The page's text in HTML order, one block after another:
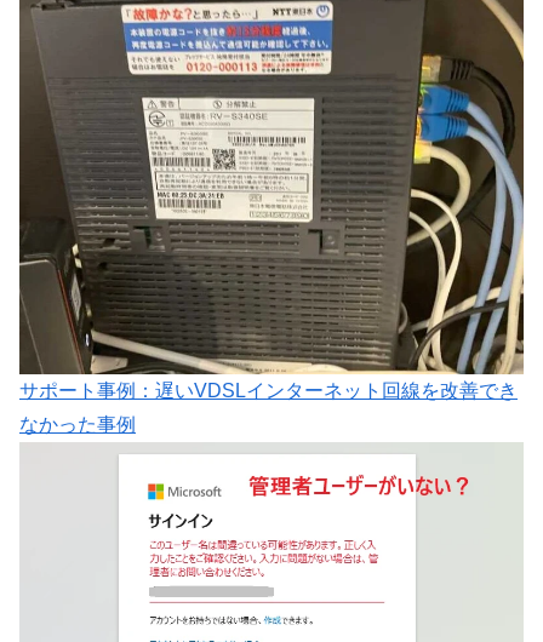
サポート事例：遅いVDSLインターネット回線を改善でき
なかった事例